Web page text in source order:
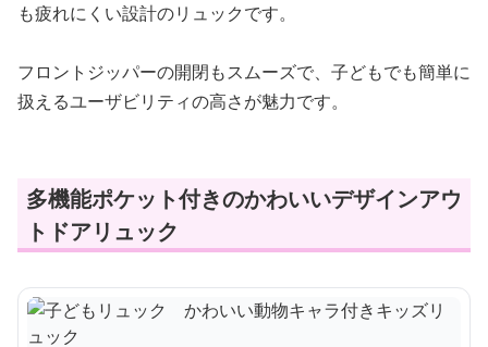
も疲れにくい設計のリュックです。
フロントジッパーの開閉もスムーズで、子どもでも簡単に
扱えるユーザビリティの高さが魅力です。
多機能ポケット付きのかわいいデザインアウ
トドアリュック